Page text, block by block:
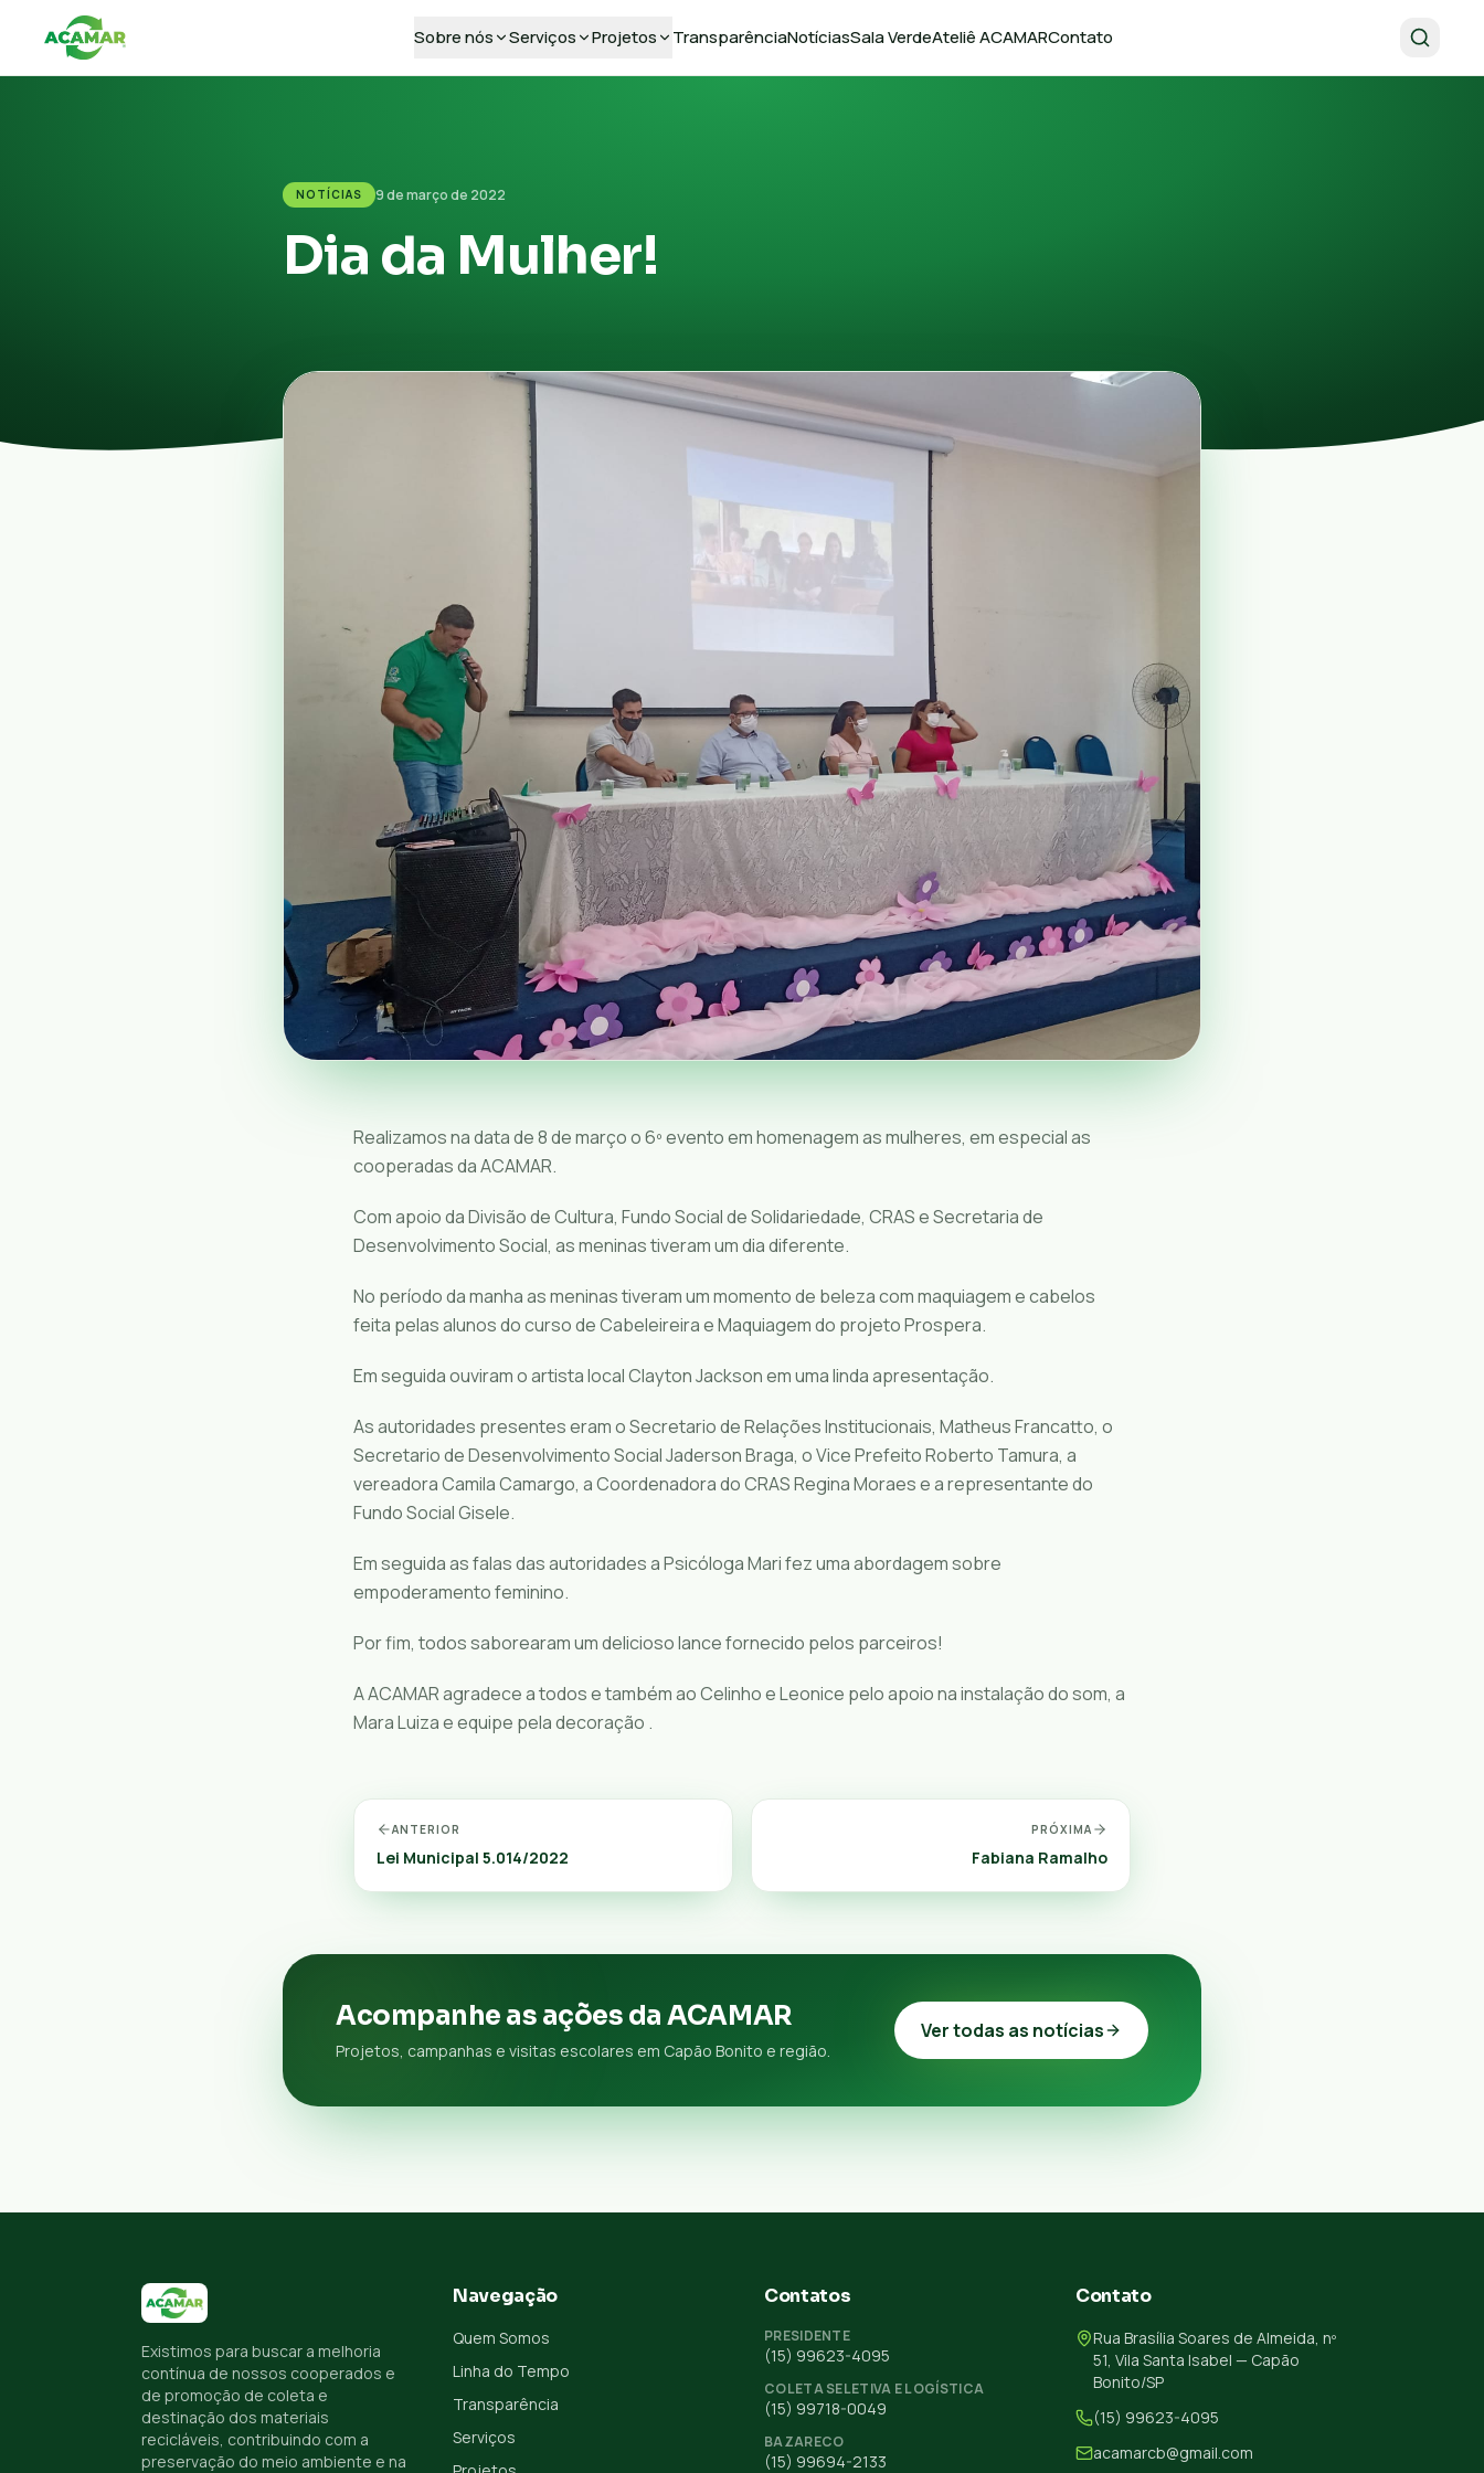
Sobre nós Serviços Projetos TransparênciaNotíciasSala VerdeAteliê ACAMARContato
NOTÍCIAS 9 de março de 2022
Dia da Mulher!
Realizamos na data de 8 de março o 6º evento em homenagem as mulheres, em especial as
cooperadas da ACAMAR.
Com apoio da Divisão de Cultura, Fundo Social de Solidariedade, CRAS e Secretaria de
Desenvolvimento Social, as meninas tiveram um dia diferente.
No período da manha as meninas tiveram um momento de beleza com maquiagem e cabelos
feita pelas alunos do curso de Cabeleireira e Maquiagem do projeto Prospera.
Em seguida ouviram o artista local Clayton Jackson em uma linda apresentação.
As autoridades presentes eram o Secretario de Relações Institucionais, Matheus Francatto, o
Secretario de Desenvolvimento Social Jaderson Braga, o Vice Prefeito Roberto Tamura, a
vereadora Camila Camargo, a Coordenadora do CRAS Regina Moraes e a representante do
Fundo Social Gisele.
Em seguida as falas das autoridades a Psicóloga Mari fez uma abordagem sobre
empoderamento feminino.
Por fim, todos saborearam um delicioso lance fornecido pelos parceiros!
A ACAMAR agradece a todos e também ao Celinho e Leonice pelo apoio na instalação do som, a
Mara Luiza e equipe pela decoração .
ANTERIOR
Lei Municipal 5.014/2022
PRÓXIMA
Fabiana Ramalho
Acompanhe as ações da ACAMAR
Projetos, campanhas e visitas escolares em Capão Bonito e região.
Ver todas as notícias
Existimos para buscar a melhoria
contínua de nossos cooperados e
de promoção de coleta e
destinação dos materiais
recicláveis, contribuindo com a
preservação do meio ambiente e na
Navegação
Quem Somos
Linha do Tempo
Transparência
Serviços
Contatos
PRESIDENTE
(15) 99623-4095
COLETA SELETIVA E LOGÍSTICA
(15) 99718-0049
BAZARECO
(15) 99694-2133
Contato
Rua Brasília Soares de Almeida, nº
51, Vila Santa Isabel — Capão
Bonito/SP
(15) 99623-4095
acamarcb@gmail.com